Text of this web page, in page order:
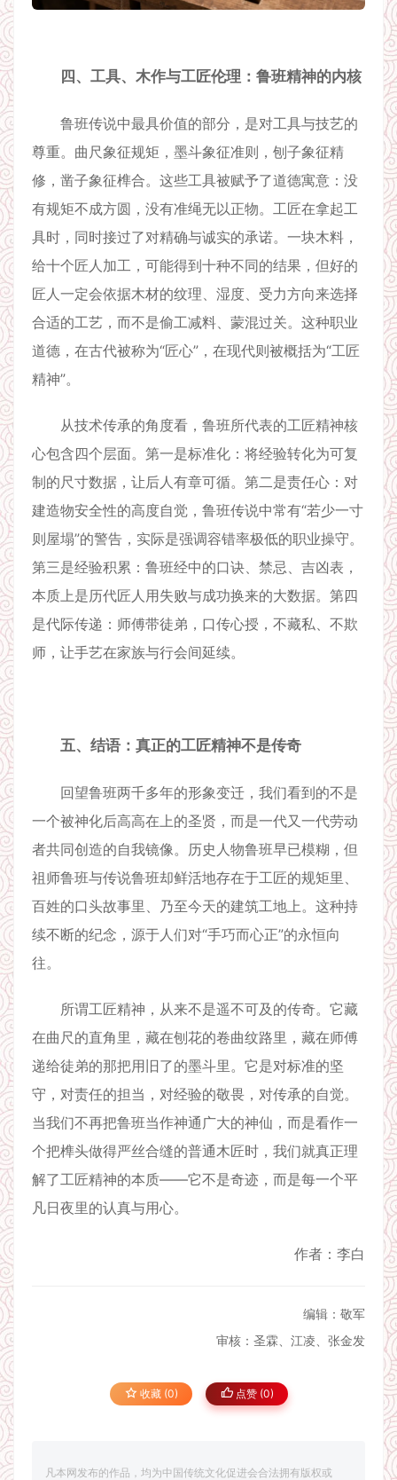
四、工具、木作与工匠伦理：鲁班精神的内核
鲁班传说中最具价值的部分，是对工具与技艺的
尊重。曲尺象征规矩，墨斗象征准则，刨子象征精
修，凿子象征榫合。这些工具被赋予了道德寓意：没
有规矩不成方圆，没有准绳无以正物。工匠在拿起工
具时，同时接过了对精确与诚实的承诺。一块木料，
给十个匠人加工，可能得到十种不同的结果，但好的
匠人一定会依据木材的纹理、湿度、受力方向来选择
合适的工艺，而不是偷工减料、蒙混过关。这种职业
道德，在古代被称为“匠心”，在现代则被概括为“工匠
精神”。
从技术传承的角度看，鲁班所代表的工匠精神核
心包含四个层面。第一是标准化：将经验转化为可复
制的尺寸数据，让后人有章可循。第二是责任心：对
建造物安全性的高度自觉，鲁班传说中常有“若少一寸
则屋塌”的警告，实际是强调容错率极低的职业操守。
第三是经验积累：鲁班经中的口诀、禁忌、吉凶表，
本质上是历代匠人用失败与成功换来的大数据。第四
是代际传递：师傅带徒弟，口传心授，不藏私、不欺
师，让手艺在家族与行会间延续。
五、结语：真正的工匠精神不是传奇
回望鲁班两千多年的形象变迁，我们看到的不是
一个被神化后高高在上的圣贤，而是一代又一代劳动
者共同创造的自我镜像。历史人物鲁班早已模糊，但
祖师鲁班与传说鲁班却鲜活地存在于工匠的规矩里、
百姓的口头故事里、乃至今天的建筑工地上。这种持
续不断的纪念，源于人们对“手巧而心正”的永恒向
往。
所谓工匠精神，从来不是遥不可及的传奇。它藏
在曲尺的直角里，藏在刨花的卷曲纹路里，藏在师傅
递给徒弟的那把用旧了的墨斗里。它是对标准的坚
守，对责任的担当，对经验的敬畏，对传承的自觉。
当我们不再把鲁班当作神通广大的神仙，而是看作一
个把榫头做得严丝合缝的普通木匠时，我们就真正理
解了工匠精神的本质——它不是奇迹，而是每一个平
凡日夜里的认真与用心。
作者：李白
编辑：敬军
审核：圣霖、江凌、张金发
收藏 (0) 点赞 (0)
凡本网发布的作品，均为中国传统文化促进会合法拥有版权或